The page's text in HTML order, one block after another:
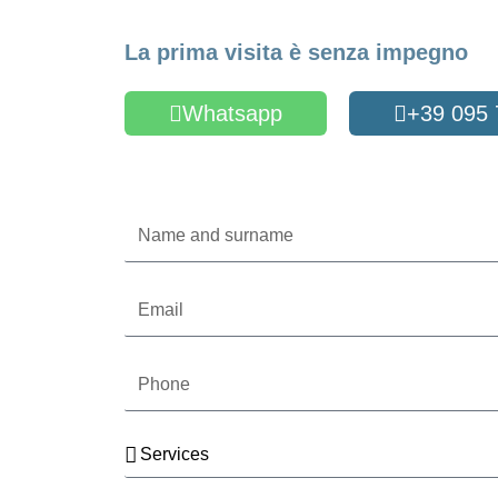
La prima visita è senza impegno
Whatsapp +39 095
and
surname
Services